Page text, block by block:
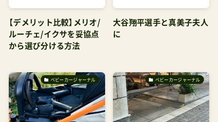
【デメリット比較】メリオ/
ルーチェ/イクサを妥協点
から選び分ける方法
大谷翔平選手と真美子夫人
に
ベビーカージャーナル ベビーカージャーナル